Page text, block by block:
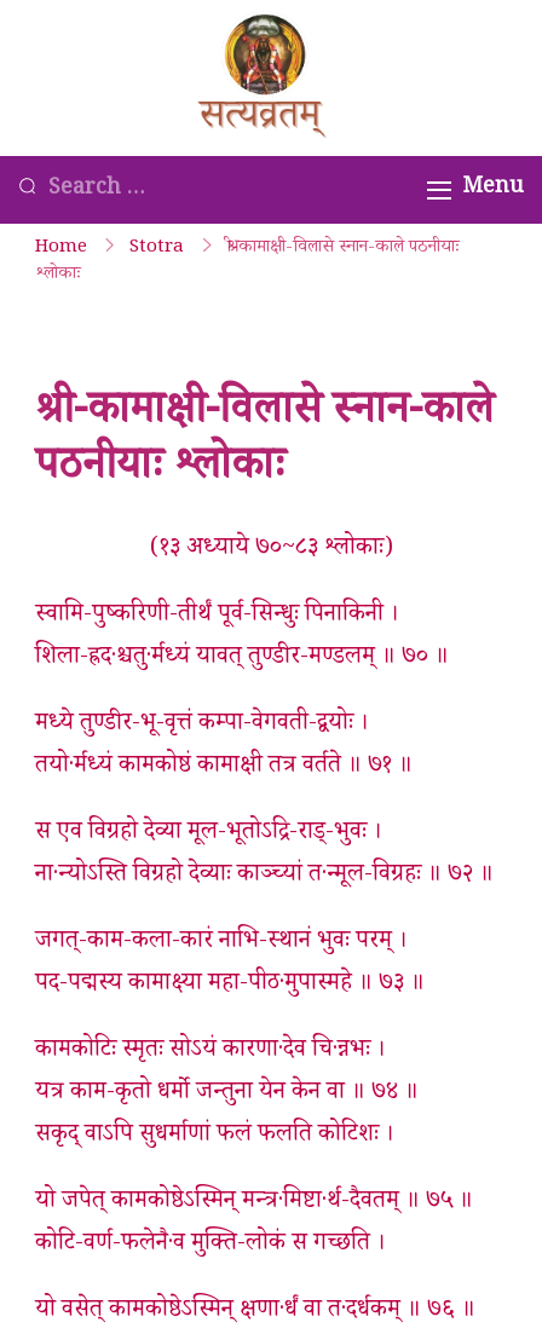
Kamakoti
Guru
Looking
for
Something?
Menu
Home Stotra
श्री-कामाक्षी-विलासे स्नान-काले पठनीयाः
श्लोकाः
श्री-कामाक्षी-विलासे स्नान-काले
पठनीयाः श्लोकाः
(१३ अध्याये ७०~८३ श्लोकाः)
स्वामि-पुष्करिणी-तीर्थं पूर्व-सिन्धुः पिनाकिनी ।
शिला-ह्रद·श्चतु·र्मध्यं यावत् तुण्डीर-मण्डलम् ॥ ७० ॥
मध्ये तुण्डीर-भू-वृत्तं कम्पा-वेगवती-द्वयोः ।
तयो·र्मध्यं कामकोष्ठं कामाक्षी तत्र वर्तते ॥ ७१ ॥
स एव विग्रहो देव्या मूल-भूतोऽद्रि-रा‌ड्-भुवः ।
ना·न्योऽस्ति विग्रहो देव्याः काञ्च्यां त·न्मूल-विग्रहः ॥ ७२ ॥
जगत्-काम-कला-कारं नाभि-स्थानं भुवः परम् ।
पद-पद्मस्य कामाक्ष्या महा-पीठ·मुपास्महे ॥ ७३ ॥
कामकोटिः स्मृतः सोऽयं कारणा·देव चि·न्नभः ।
यत्र काम-कृतो धर्मो जन्तुना येन केन वा ॥ ७४ ॥
सकृद् वाऽपि सुधर्माणां फलं फलति कोटिशः ।
यो जपेत् कामकोष्ठेऽस्मिन् मन्त्र·मिष्टा·र्थ-दैवतम् ॥ ७५ ॥
कोटि-वर्ण-फलेनै·व मुक्ति-लोकं स गच्छति ।
यो वसेत् कामकोष्ठेऽस्मिन् क्षणा·र्धं वा त·दर्धकम् ॥ ७६ ॥